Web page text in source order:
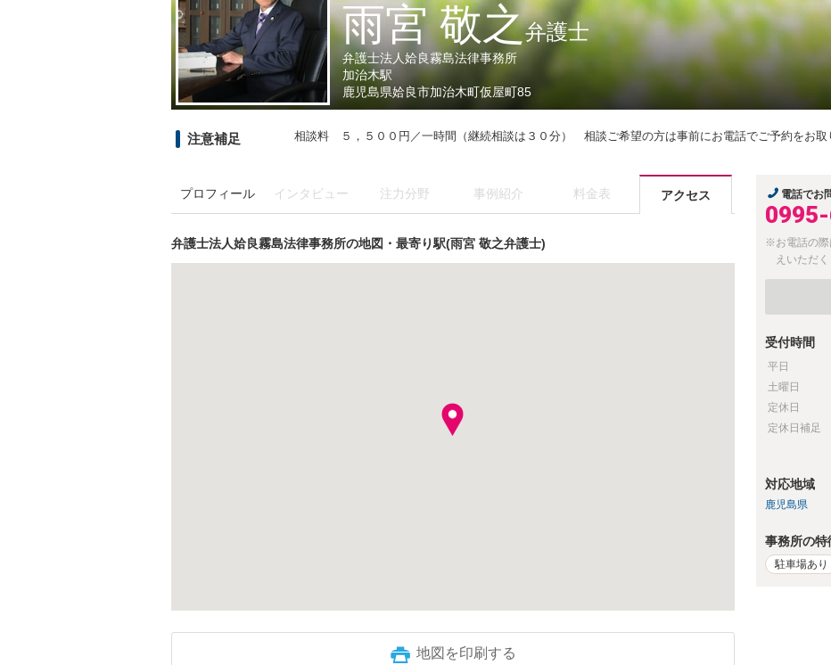
雨宮 敬之弁護士
弁護士法人姶良霧島法律事務所
加治木駅
鹿児島県姶良市加治木町仮屋町85
注意補足 相談料 ５，５００円／一時間（継続相談は３０分） 相談ご希望の方は事前にお電話でご予約をお取
プロフィール インタビュー 注力分野 事例紹介 料金表 アクセス
弁護士法人姶良霧島法律事務所の地図・最寄り駅(雨宮 敬之弁護士)
地図を印刷する
電話でお
※お電話の際
えいただく
受付時間
平日
土曜日
定休日
定休日補足
対応地域
鹿児島県
事務所の特
駐車場あり